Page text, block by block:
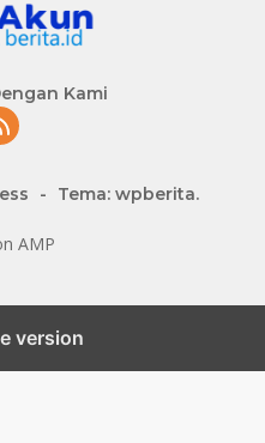
Kami
- Tema: wpberita.
AMP
version